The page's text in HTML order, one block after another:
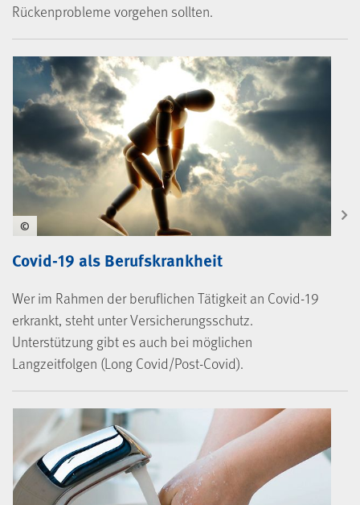
Rückenprobleme vorgehen sollten.
Covid-19 als Berufskrankheit
Wer im Rahmen der beruflichen Tätigkeit an Covid-19
erkrankt, steht unter Versicherungsschutz.
Unterstützung gibt es auch bei möglichen
Langzeitfolgen (Long Covid/Post-Covid).
©